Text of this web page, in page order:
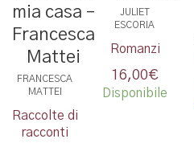
mia casa –
Francesca
Mattei
FRANCESCA
MATTEI
Raccolte di
racconti
JULIET
ESCORIA
Romanzi
16,00€
Disponibile